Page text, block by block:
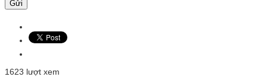
1623 lượt xem